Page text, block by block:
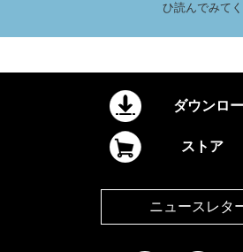
ひ読んでみてく
ダウンロ
ストア
ニュースレタ